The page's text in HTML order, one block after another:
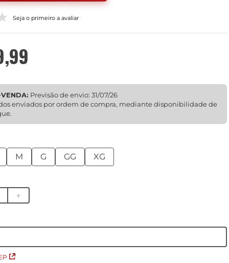
Seja o primeiro a avaliar
,99
Previsão de envio: 31/07/26
enviados por ordem de compra, mediante disponibilidade de
M G GG XG
＋